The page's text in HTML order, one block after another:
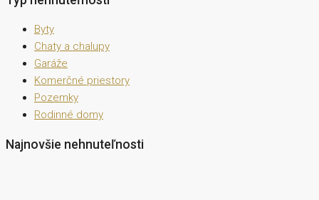
Byty
Chaty a chalupy
Garáže
Komerčné priestory
Pozemky
Rodinné domy
Najnovšie nehnuteľnosti